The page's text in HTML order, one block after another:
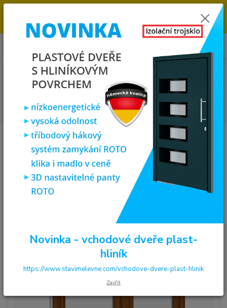
OBJEDNÁVKOU. MÁME 7 000 OKEN A DVEŘÍ SKLADEM U NÁS V
KLATOVECH.
0
0,00 Kč
Plastová okna
plastové okno 120x90 cm, dvoukřídlé, zlatý
dub/bílé, PREMIUM 6000
plastové okno 120x90 cm,
dvoukřídlé, zlatý dub/bílé,
PREMIUM 6000
Doprava ZDARMA
Novinka - vchodové dveře plast-
hliník
https://www.stavimelevne.com/vchodove-dvere-plast-hlinik
Zavřít